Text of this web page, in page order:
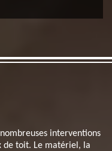
interventions
de toit. Le matériel, la